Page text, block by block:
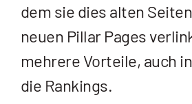
dem sie dies alten
neuen Pillar Pages
mehrere Vorteile, auch
die Rankings.